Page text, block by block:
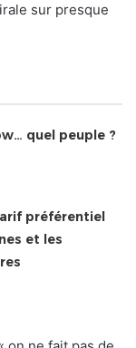
sur presque
quel peuple ?
préférentiel
et les